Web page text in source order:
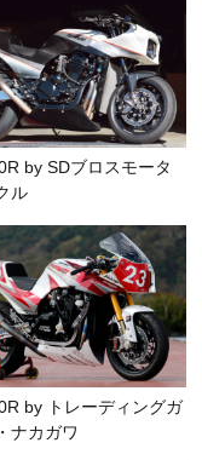
by SDブロスモータ
ル
by トレーディングガ
ナカガワ